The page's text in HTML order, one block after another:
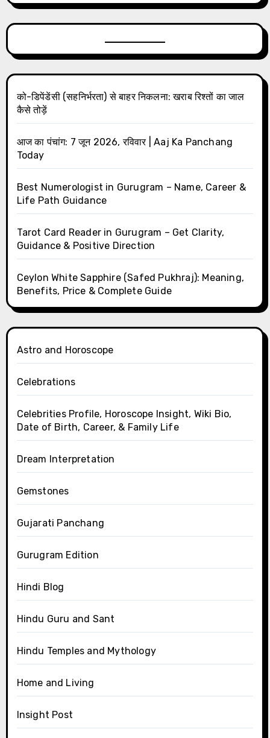
को-डिपेंडेंसी (सहनिर्भरता) से बाहर निकलना: खराब रिश्तों का जाल
कैसे तोड़ें
आज का पंचांग: 7 जून 2026, रविवार | Aaj Ka Panchang
Today
Best Numerologist in Gurugram – Name, Career &
Life Path Guidance
Tarot Card Reader in Gurugram – Get Clarity,
Guidance & Positive Direction
Ceylon White Sapphire (Safed Pukhraj): Meaning,
Benefits, Price & Complete Guide
Astro and Horoscope
Celebrations
Celebrities Profile, Horoscope Insight, Wiki Bio,
Date of Birth, Career, & Family Life
Dream Interpretation
Gemstones
Gujarati Panchang
Gurugram Edition
Hindi Blog
Hindu Guru and Sant
Hindu Temples and Mythology
Home and Living
Insight Post